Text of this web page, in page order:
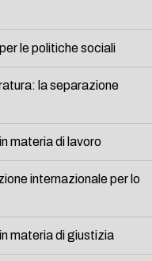
le politiche sociali
la separazione
materia di lavoro
internazionale per lo
materia di giustizia